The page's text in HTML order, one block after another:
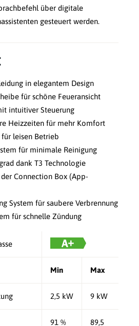
über digitale
gesteuert werden.
in elegantem Design
für schöne Feueransicht
intuitiver Steuerung
Heizzeiten für mehr Komfort
leisen Betrieb
für minimale Reinigung
dank T3 Technologie
Connection Box (App-
System für saubere Verbrennung
für schnelle Zündung
Min Max
2,5 kW 9 kW
91 % 89,5